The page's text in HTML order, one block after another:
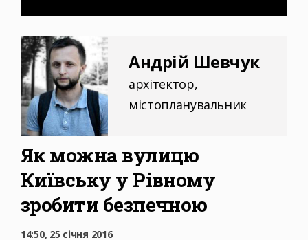
Андрій Шевчук
архітектор,
містопланувальник
Як можна вулицю
Київську у Рівному
зробити безпечною
14:50, 25 січня 2016